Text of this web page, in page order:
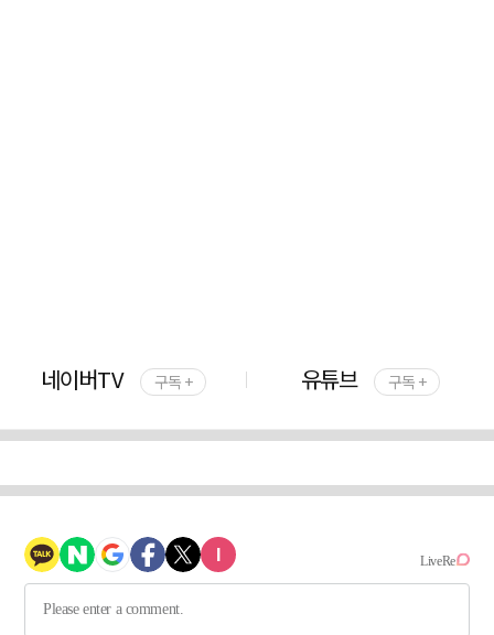
네이버TV 구독 + 유튜브 구독 +